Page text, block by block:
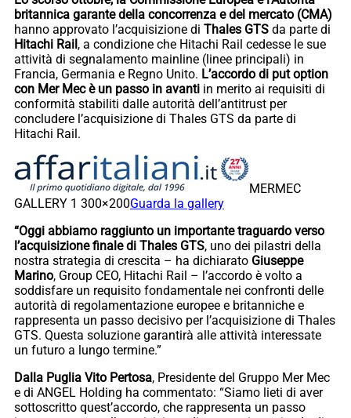
britannica garante della concorrenza e del mercato (CMA)
hanno approvato l’acquisizione di Thales GTS da parte di
Hitachi Rail, a condizione che Hitachi Rail cedesse le sue
attività di segnalamento mainline (linee principali) in
Francia, Germania e Regno Unito. L’accordo di put option
con Mer Mec è un passo in avanti in merito ai requisiti di
conformità stabiliti dalle autorità dell’antitrust per
concludere l’acquisizione di Thales GTS da parte di
Hitachi Rail.
MERMEC
GALLERY 1 300×200Guarda la gallery
“Oggi abbiamo raggiunto un importante traguardo verso
l’acquisizione finale di Thales GTS, uno dei pilastri della
nostra strategia di crescita – ha dichiarato Giuseppe
Marino, Group CEO, Hitachi Rail – l’accordo è volto a
soddisfare un requisito fondamentale nei confronti delle
autorità di regolamentazione europee e britanniche e
rappresenta un passo decisivo per l’acquisizione di Thales
GTS. Questa soluzione garantirà alle attività interessate
un futuro a lungo termine.”
Dalla Puglia Vito Pertosa, Presidente del Gruppo Mer Mec
e di ANGEL Holding ha commentato: “Siamo lieti di aver
sottoscritto quest’accordo, che rappresenta un passo